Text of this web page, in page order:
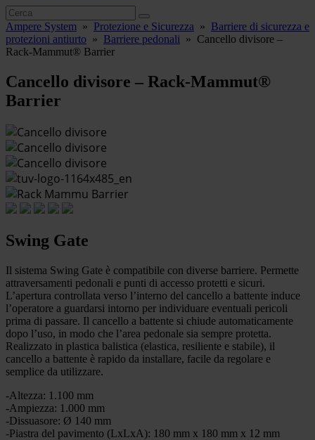
Ampere System » Protezione e Sicurezza » Barriere di sicurezza e
protezioni antiurto » Barriere pedonali » Cancello divisore –
Rack-Mammut® Barrier
Cancello divisore – Rack-Mammut®
Barrier
Swing Gate
Il sistema Swing Gate è compatibile con diverse barriere. Permette
attraversamenti pedonali e punti di accesso protetti e sicuri.
L’apertura controllata verso l’interno del cancello a battente induce
l’operatore a guardarsi intorno per individuare eventuali pericoli
prima di passare. Il cancello a battente si chiude automaticamente
dopo l’uso, in modo che l’area pedonale sia sempre protetta.
Realizzato in plastica balistica (elastica, resiliente e stabile), il
cancello a battente è rapido da installare, facile da regolare e
semplice da utilizzare.
-Altezza: 1.100 mm
-Ampiezza: 1.000 mm
-Dissuasore: Ø 140 mm
-Piastra del pavimento (LxLxA): 180 mm x 180 mm x 12 mm